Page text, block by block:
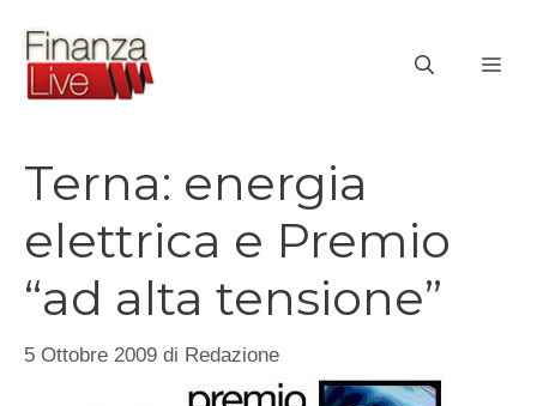
contenuto
Terna: energia
elettrica e Premio
“ad alta tensione”
5 Ottobre 2009 di Redazione